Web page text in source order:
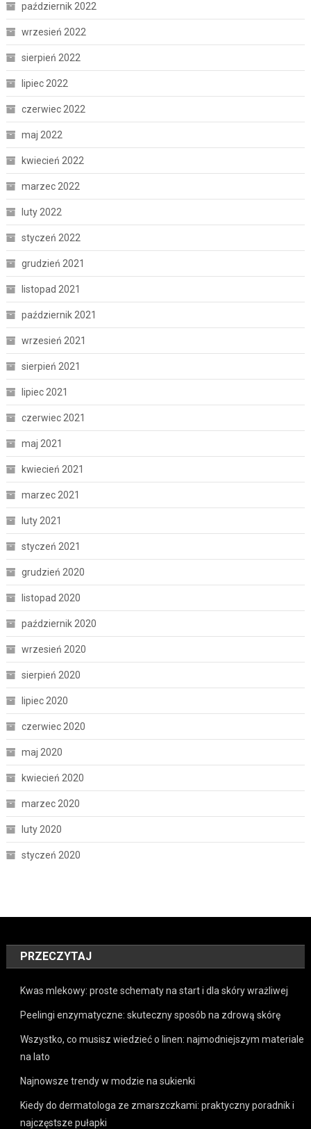
październik 2022
wrzesień 2022
sierpień 2022
lipiec 2022
czerwiec 2022
maj 2022
kwiecień 2022
marzec 2022
luty 2022
styczeń 2022
grudzień 2021
listopad 2021
październik 2021
wrzesień 2021
sierpień 2021
lipiec 2021
czerwiec 2021
maj 2021
kwiecień 2021
marzec 2021
luty 2021
styczeń 2021
grudzień 2020
listopad 2020
październik 2020
wrzesień 2020
sierpień 2020
lipiec 2020
czerwiec 2020
maj 2020
kwiecień 2020
marzec 2020
luty 2020
styczeń 2020
PRZECZYTAJ
Kwas mlekowy: proste schematy na start i dla skóry wrażliwej
Peelingi enzymatyczne: skuteczny sposób na zdrową skórę
Wszystko, co musisz wiedzieć o linen: najmodniejszym materiale
na lato
Najnowsze trendy w modzie na sukienki
Kiedy do dermatologa ze zmarszczkami: praktyczny poradnik i
najczęstsze pułapki